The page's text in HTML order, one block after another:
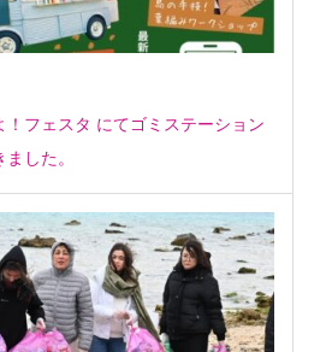
！フェスタ にてゴミステーション
した。